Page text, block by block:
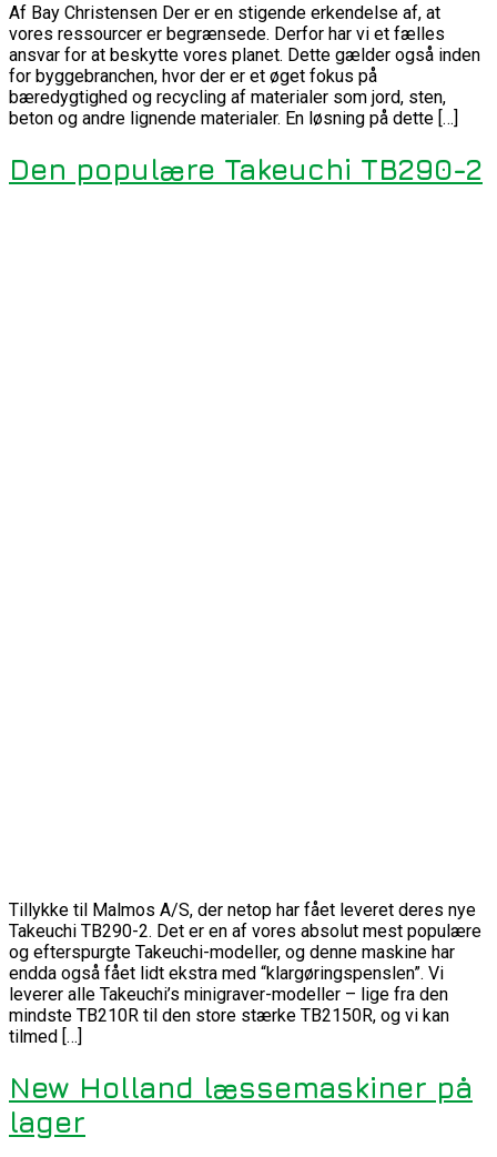
Af Bay Christensen Der er en stigende erkendelse af, at
vores ressourcer er begrænsede. Derfor har vi et fælles
ansvar for at beskytte vores planet. Dette gælder også inden
for byggebranchen, hvor der er et øget fokus på
bæredygtighed og recycling af materialer som jord, sten,
beton og andre lignende materialer. En løsning på dette […]
Den populære Takeuchi TB290-2
Tillykke til Malmos A/S, der netop har fået leveret deres nye
Takeuchi TB290-2. Det er en af vores absolut mest populære
og efterspurgte Takeuchi-modeller, og denne maskine har
endda også fået lidt ekstra med “klargøringspenslen”. Vi
leverer alle Takeuchi’s minigraver-modeller – lige fra den
mindste TB210R til den store stærke TB2150R, og vi kan
tilmed […]
New Holland læssemaskiner på
lager